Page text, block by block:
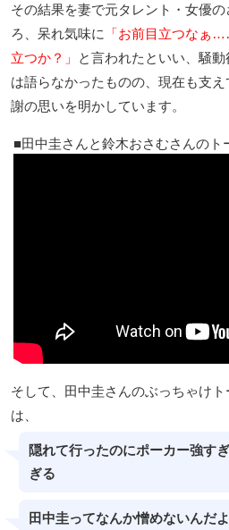
その結果を妻で元タレント・女優
ろ、呆れ気味に
「お前目立つなぁ
立つか？」
と言われたといい、騒
は語らなかったものの、現在も支
謝の思いを明かしています。
田中圭さんと鈴木おさむさんのト
そして、田中圭さんのぶっちゃけ
は、
隠れて行ったのにポーカー強す
ぎる
田中圭ってなんか憎めないんだ